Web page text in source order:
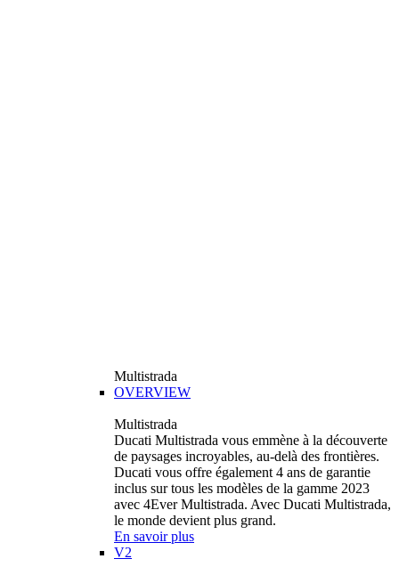
Multistrada
OVERVIEW
Multistrada
Ducati Multistrada vous emmène à la découverte
de paysages incroyables, au-delà des frontières.
Ducati vous offre également 4 ans de garantie
inclus sur tous les modèles de la gamme 2023
avec 4Ever Multistrada. Avec Ducati Multistrada,
le monde devient plus grand.
En savoir plus
V2